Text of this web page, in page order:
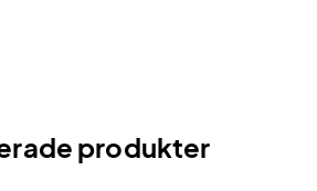
produkter